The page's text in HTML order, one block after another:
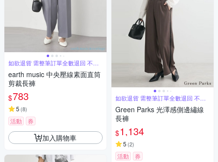
如欲退貨 需整筆訂單全數退回 不能
單退
earth music 中央壓線素面直筒
剪裁長褲
$783
5 (8)
活動 券
加入購物車
如欲退貨 需整筆訂單全數退回 不能
單退
Green Parks 光澤感側邊繡線
長褲
$1,134
5 (2)
活動 券